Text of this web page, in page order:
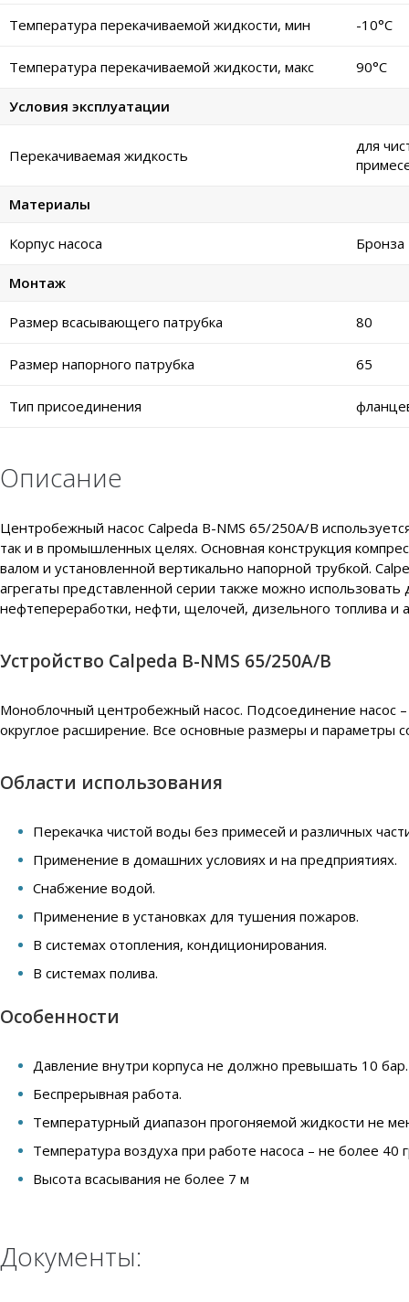
Температура перекачиваемой жидкости, мин -10°C
Температура перекачиваемой жидкости, макс 90°C
Условия эксплуатации
Перекачиваемая жидкость
для
Материалы
Корпус насоса Бронза
Монтаж
Размер всасывающего патрубка 80
Размер напорного патрубка 65
Тип присоединения
Описание
Центробежный насос Calpeda B-NMS 65/250A/B
так и в промышленных целях. Основная конструкция
валом и установленной вертикально напорной трубкой.
агрегаты представленной серии также можно
нефтепереработки, нефти, щелочей, дизельного топлива и
Устройство Calpeda B-NMS 65/250A/B
Моноблочный центробежный насос. Подсоединение насос
округлое расширение. Все основные размеры и параметры
Области использования
Перекачка чистой воды без примесей и различных
Применение в домашних условиях и на предприятиях.
Снабжение водой.
Применение в установках для тушения пожаров.
В системах отопления, кондиционирования.
В системах полива.
Особенности
Давление внутри корпуса не должно превышать 10 бар.
Беспрерывная работа.
Температурный диапазон прогоняемой жидкости не
Температура воздуха при работе насоса – не более 40
Высота всасывания не более 7 м
Документы: